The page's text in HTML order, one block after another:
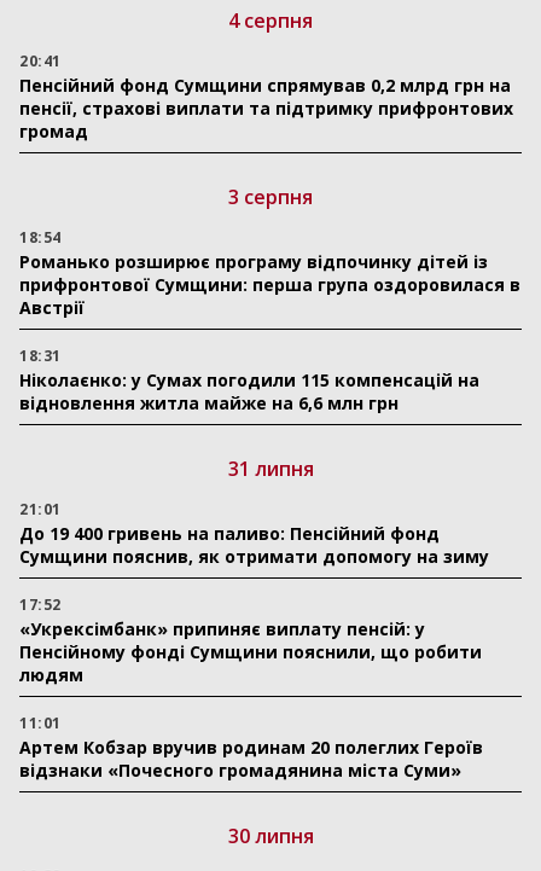
4 серпня
20:41
Пенсійний фонд Сумщини спрямував 0,2 млрд грн на
пенсії, страхові виплати та підтримку прифронтових
громад
3 серпня
18:54
Романько розширює програму відпочинку дітей із
прифронтової Сумщини: перша група оздоровилася в
Австрії
18:31
Ніколаєнко: у Сумах погодили 115 компенсацій на
відновлення житла майже на 6,6 млн грн
31 липня
21:01
До 19 400 гривень на паливо: Пенсійний фонд
Сумщини пояснив, як отримати допомогу на зиму
17:52
«Укрексімбанк» припиняє виплату пенсій: у
Пенсійному фонді Сумщини пояснили, що робити
людям
11:01
Артем Кобзар вручив родинам 20 полеглих Героїв
відзнаки «Почесного громадянина міста Суми»
30 липня